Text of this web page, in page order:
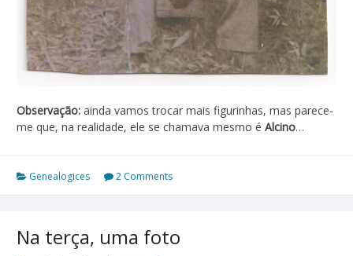
Observação: ainda vamos trocar mais figurinhas, mas parece-
me que, na realidade, ele se chamava mesmo é Alcino…
Genealogices 2 Comments
Na terça, uma foto